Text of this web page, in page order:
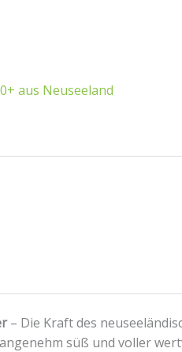
aus Neuseeland
– Die Kraft des
süß und voller